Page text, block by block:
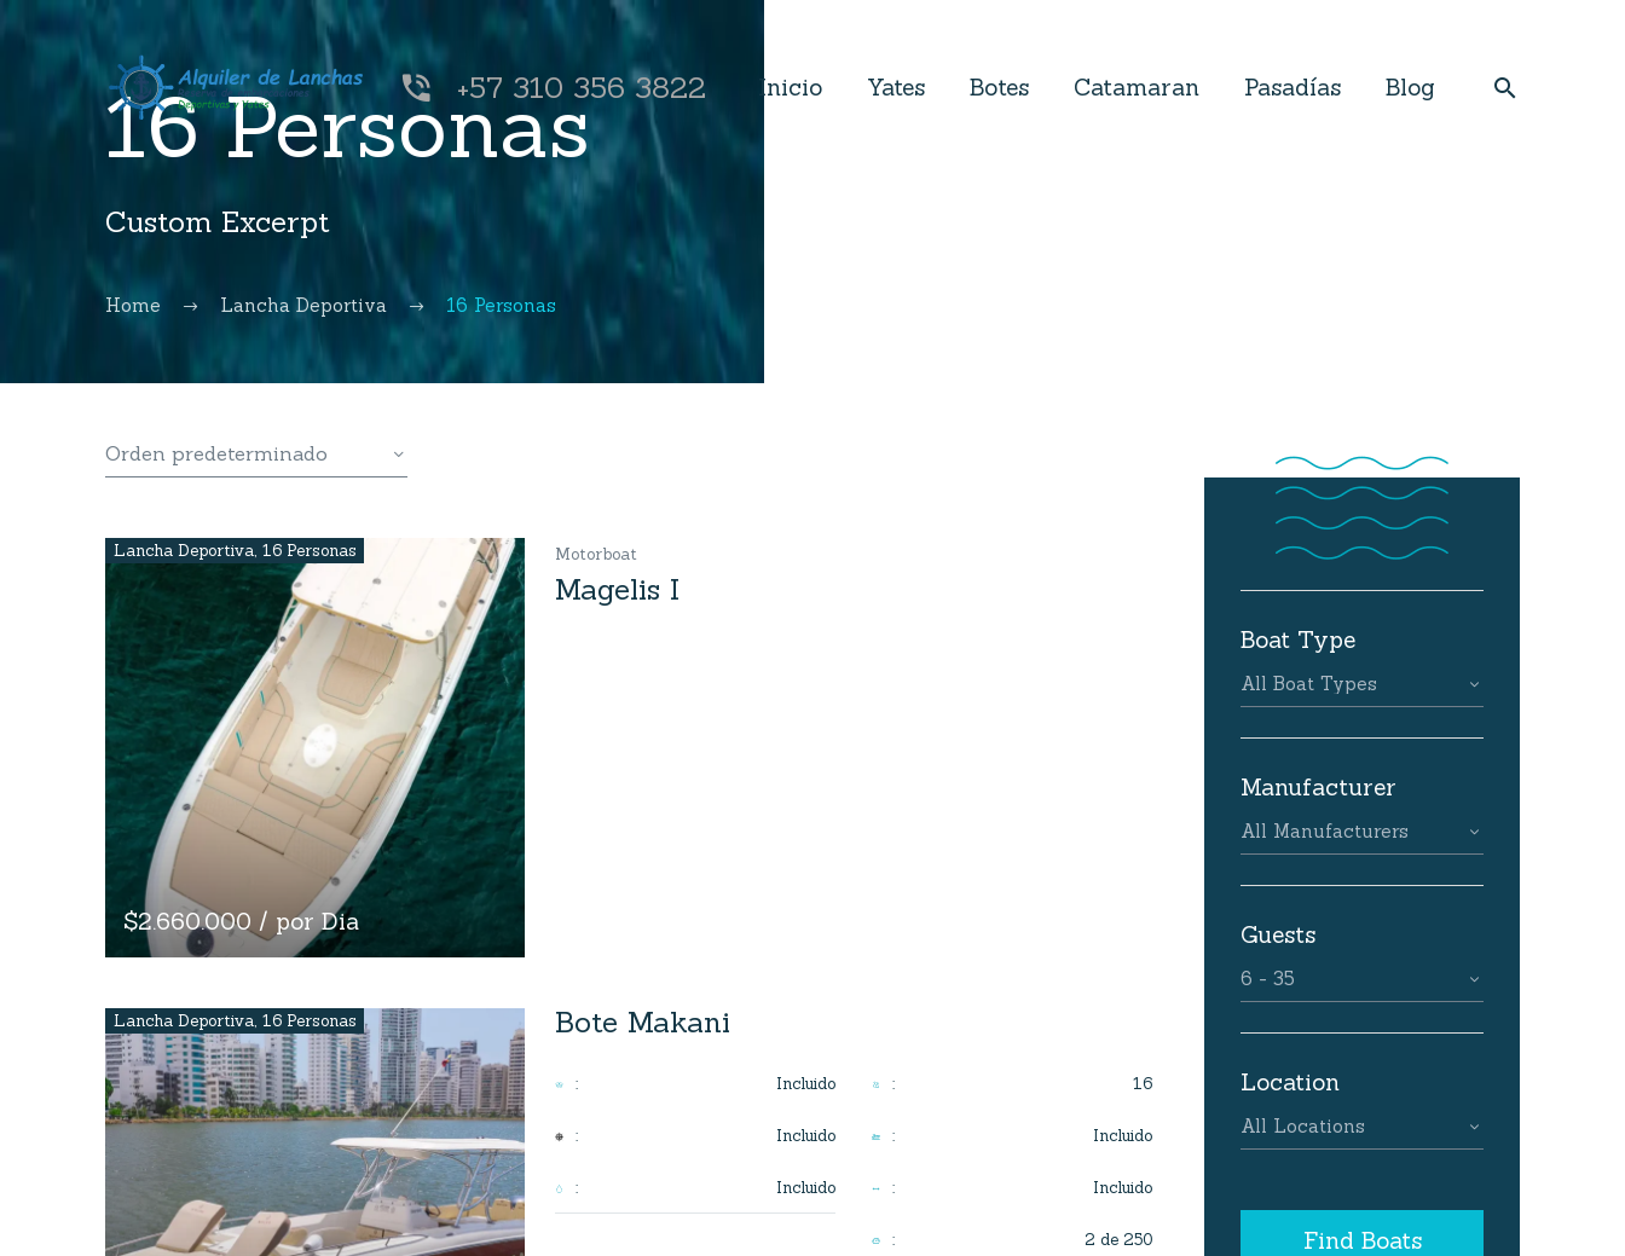

 +57 310 356 3822 Inicio Yates Botes Catamaran Pasadías Blog
16 Personas
Custom Excerpt
Home Lancha Deportiva 16 Personas
Orden predeterminado
Lancha Deportiva, 16 Personas
$2.660.000 / por Dia
Motorboat
Magelis I
Lancha Deportiva, 16 Personas Bote Makani
: Incluido
: Incluido
: Incluido
: 16
: Incluido
: Incluido
: 2 de 250
Boat Type
All Boat Types
Manufacturer
All Manufacturers
Guests
6 - 35
Location
All Locations
Find Boats